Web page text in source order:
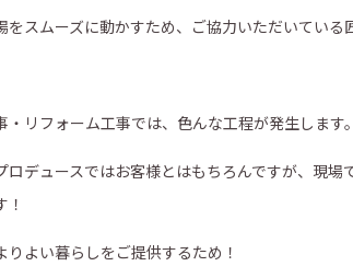
をスムーズに動かすため、ご協力いただいている
・リフォーム工事では、色んな工程が発生します。
ロデュースではお客様とはもちろんですが、現場
りよい暮らしをご提供するため！